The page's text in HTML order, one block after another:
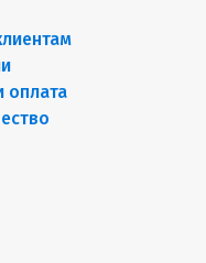
оплата